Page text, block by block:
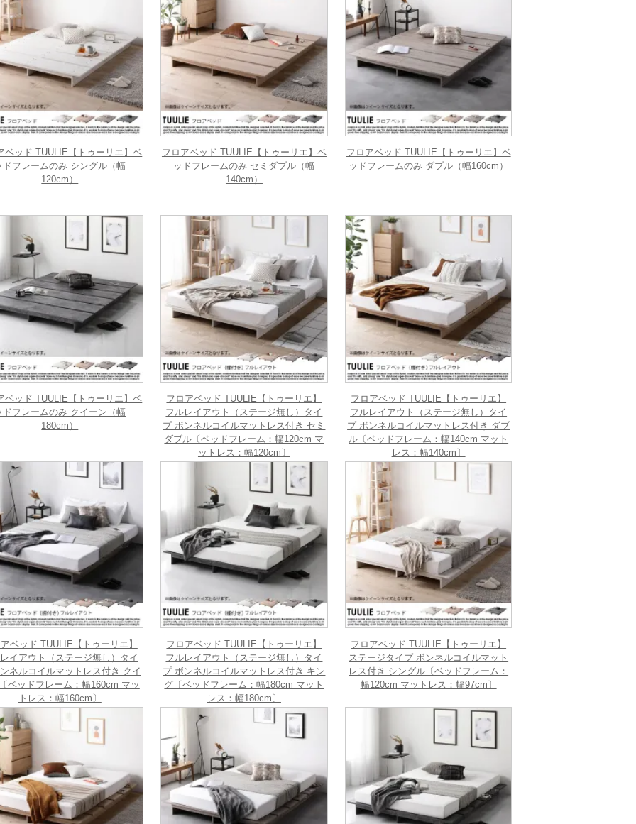
ベッド TUULIE【トゥーリエ】ベ
ドフレームのみ シングル（幅
120cm）
フロアベッド TUULIE【トゥーリエ】ベ
ッドフレームのみ セミダブル（幅
140cm）
フロアベッド TUULIE【トゥーリエ】ベ
ッドフレームのみ ダブル（幅160cm）
ベッド TUULIE【トゥーリエ】ベ
ドフレームのみ クイーン（幅
180cm）
フロアベッド TUULIE【トゥーリエ】
フルレイアウト（ステージ無し）タイ
プ ボンネルコイルマットレス付き セミ
ダブル〔ベッドフレーム：幅120cm マ
ットレス：幅120cm〕
フロアベッド TUULIE【トゥーリエ】
フルレイアウト（ステージ無し）タイ
プ ボンネルコイルマットレス付き ダブ
ル〔ベッドフレーム：幅140cm マット
レス：幅140cm〕
ベッド TUULIE【トゥーリエ】
イアウト（ステージ無し）タイ
ネルコイルマットレス付き クイ
ベッドフレーム：幅160cm マッ
トレス：幅160cm〕
フロアベッド TUULIE【トゥーリエ】
フルレイアウト（ステージ無し）タイ
プ ボンネルコイルマットレス付き キン
グ〔ベッドフレーム：幅180cm マット
レス：幅180cm〕
フロアベッド TUULIE【トゥーリエ】
ステージタイプ ボンネルコイルマット
レス付き シングル〔ベッドフレーム：
幅120cm マットレス：幅97cm〕